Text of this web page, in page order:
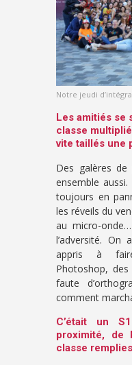
Notre jeudi
Les amitiés se
classe
vite taillés une
Des galères
ensemble
toujours en
les réveils du
au micro-
l’adversité. On
appris à
Photoshop,
faute
comment
C’était un
proximité, de
classe